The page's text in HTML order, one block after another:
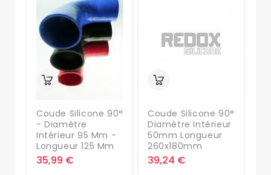
Coude Silicone 90°
- Diamètre
Intérieur 95 Mm -
Longueur 125 Mm
35,99 €
Coude Silicone 90°
Diamètre Intérieur
50mm Longueur
260x180mm
39,24 €